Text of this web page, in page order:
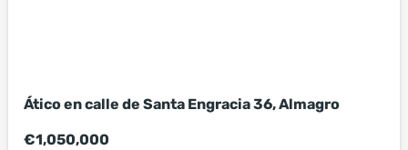
Ático en calle de Santa Engracia 36, Almagro
€1,050,000